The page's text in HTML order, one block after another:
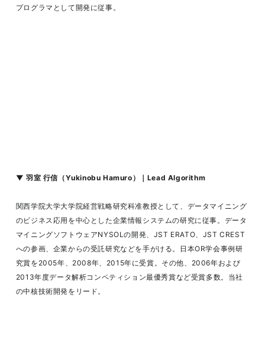
プログラマとして開発に従事。
▼ 羽室 行信（Yukinobu Hamuro）｜Lead Algorithm
関西学院大学大学院経営戦略研究科准教授として、データマイニング
のビジネス応用を中心とした企業情報システムの研究に従事。データ
マイニングソフトウェアNYSOLの開発、JST ERATO、JST CREST
への参画、企業からの受託研究などを手がける。日本OR学会事例研
究賞を2005年、2008年、2015年に受賞。その他、2006年および
2013年度データ解析コンペティション最優秀賞など受賞多数。当社
の中核技術開発をリード。